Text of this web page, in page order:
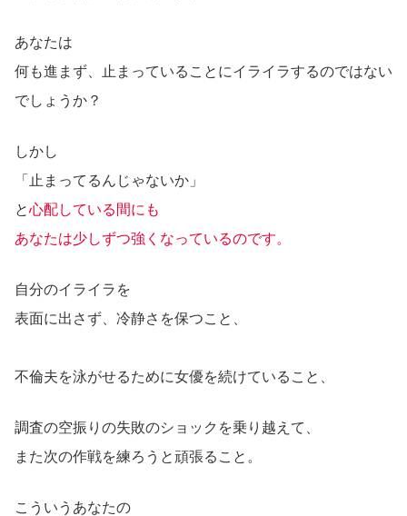
あなたは
何も進まず、止まっていることにイライラするのではない
でしょうか？
しかし
「止まってるんじゃないか」
と心配している間にも
あなたは少しずつ強くなっているのです。
自分のイライラを
表面に出さず、冷静さを保つこと、
不倫夫を泳がせるために女優を続けていること、
調査の空振りの失敗のショックを乗り越えて、
また次の作戦を練ろうと頑張ること。
こういうあなたの